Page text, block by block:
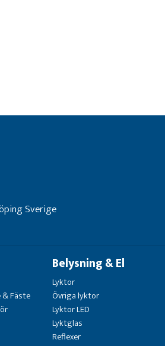
Sverige
Fäste
Belysning & El
Lyktor
Övriga lyktor
Lyktor LED
Lyktglas
Reflexer